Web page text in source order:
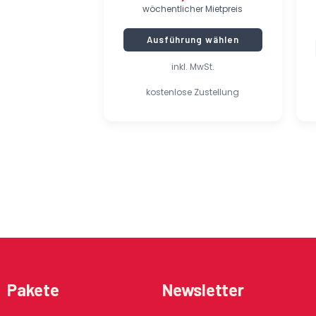
inkl. MwSt.
kostenlose Zustellung
wöchentlicher Mietpreis
Ausführung wählen
Pakete Newsletter